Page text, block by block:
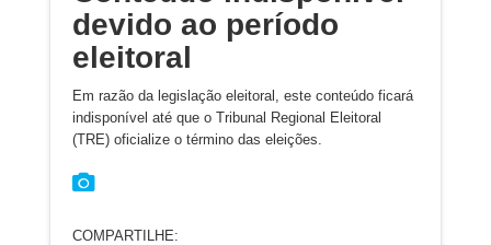
devido ao período
eleitoral
Em razão da legislação eleitoral, este conteúdo ficará
indisponível até que o Tribunal Regional Eleitoral
(TRE) oficialize o término das eleições.
COMPARTILHE: